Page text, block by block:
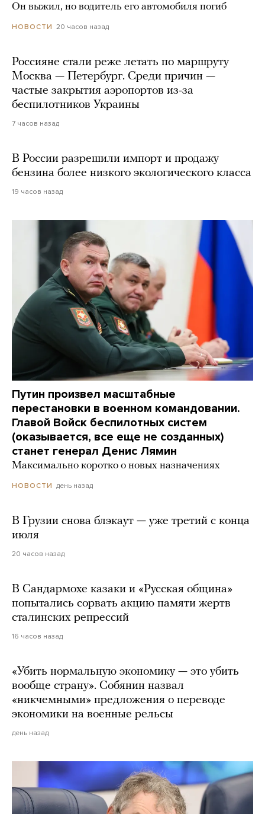
Он выжил, но водитель его автомобиля погиб
НОВОСТИ 20 часов назад
Россияне стали реже летать по маршруту
Москва — Петербург. Среди причин —
частые закрытия аэропортов из-за
беспилотников Украины
7 часов назад
В России разрешили импорт и продажу
бензина более низкого экологического класса
19 часов назад
Путин произвел масштабные
перестановки в военном командовании.
Главой Войск беспилотных систем
(оказывается, все еще не созданных)
станет генерал Денис Лямин
Максимально коротко о новых назначениях
НОВОСТИ день назад
В Грузии снова блэкаут — уже третий с конца
июля
20 часов назад
В Сандармохе казаки и «Русская община»
попытались сорвать акцию памяти жертв
сталинских репрессий
16 часов назад
«Убить нормальную экономику — это убить
вообще страну». Собянин назвал
«никчемными» предложения о переводе
экономики на военные рельсы
день назад